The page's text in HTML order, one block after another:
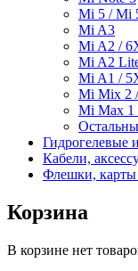
Mi 5 / Mi
Mi A3
Mi A2 /
Mi A2
Mi A1 /
Mi Mix 2 /
Mi Max 1
Гидрогелевые
Кабели,
Флешки, карты
Корзина
В корзине нет